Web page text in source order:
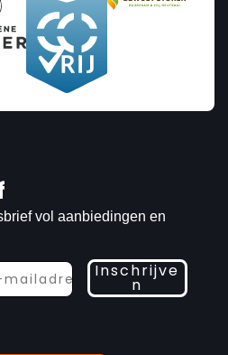
vol aanbiedingen en
Inschrijve
n